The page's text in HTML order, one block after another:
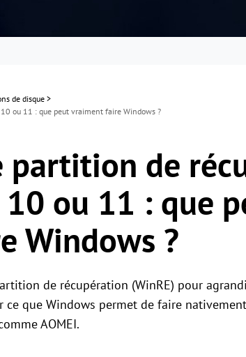
de disque >
ou 11 : que peut vraiment faire Windows ?
partition de
ou 11 : que
Windows ?
de récupération (WinRE) pour
ce que Windows permet de faire
AOMEI.